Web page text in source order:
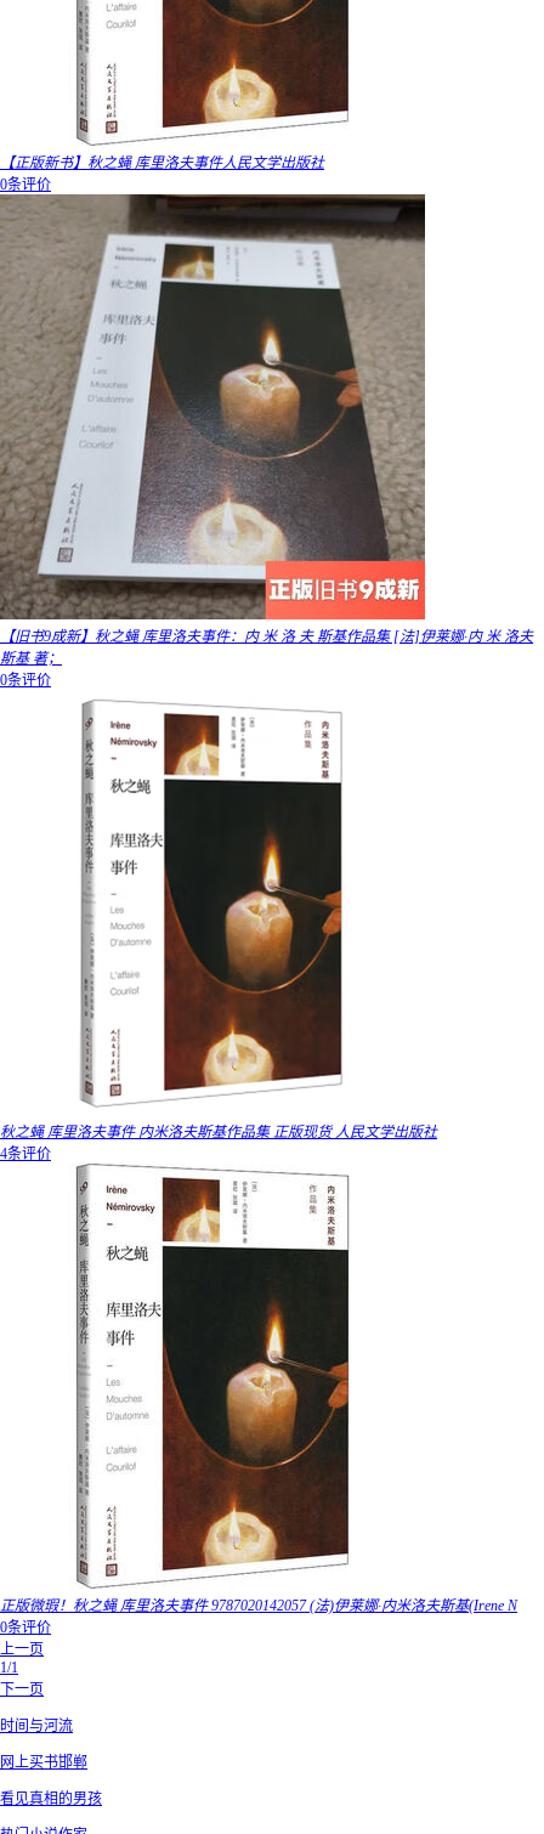
【正版新书】秋之蝇 库里洛夫事件人民文学出版社
0条评价
【旧书9成新】秋之蝇 库里洛夫事件：内 米 洛 夫 斯基作品集 [法]伊莱娜·内 米 洛夫
斯基 著；
0条评价
秋之蝇 库里洛夫事件 内米洛夫斯基作品集 正版现货 人民文学出版社
4条评价
正版微瑕！秋之蝇 库里洛夫事件 9787020142057 (法)伊莱娜·内米洛夫斯基(Irene N
0条评价
上一页
1/1
下一页
时间与河流
网上买书邯郸
看见真相的男孩